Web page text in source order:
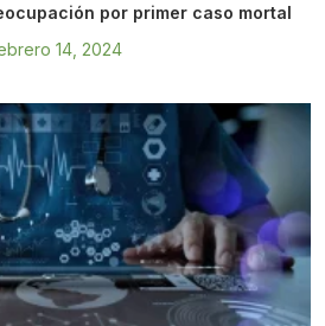
por primer caso mortal
14, 2024